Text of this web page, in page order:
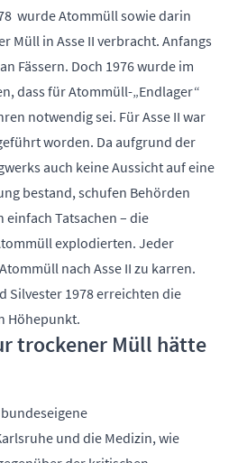
wurde Atommüll sowie darin
Müll in Asse II verbracht. Anfangs
Fässern. Doch 1976 wurde im
dass für Atommüll-„Endlager“
notwendig sei. Für Asse II war
worden. Da aufgrund der
auch keine Aussicht auf eine
bestand, schufen Behörden
Tatsachen – die
explodierten. Jeder
nach Asse II zu karren.
Silvester 1978 erreichten die
Höhepunkt.
trockener Müll hätte
und die Medizin, wie